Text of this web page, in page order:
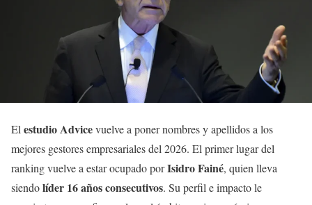
El estudio Advicevuelve a poner nombres y apellidos a los
mejores gestores empresariales del 2026. El primer lugar del
ranking vuelve a estar ocupado porIsidro Fainé, quien lleva
siendolíder 16 años consecutivos. Su perfil e impacto le